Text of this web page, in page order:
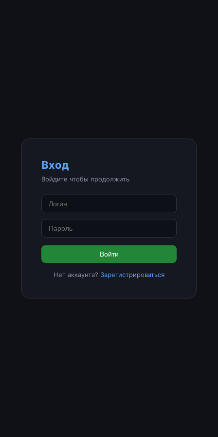
Вход
Войдите чтобы продолжить
Войти
Нет аккаунта? Зарегистрироваться